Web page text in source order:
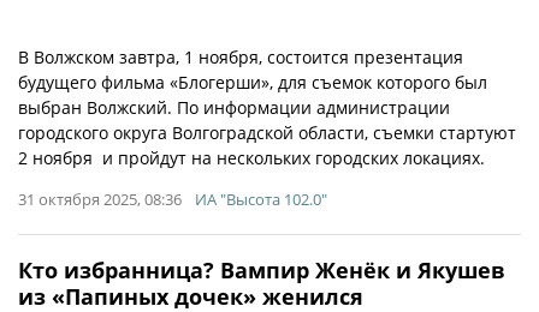
В Волжском завтра, 1 ноября, состоится презентация
будущего фильма «Блогерши», для съемок которого был
выбран Волжский. По информации администрации
городского округа Волгоградской области, съемки стартуют
2 ноября и пройдут на нескольких городских локациях.
31 октября 2025, 08:36 ИА "Высота 102.0"
Кто избранница? Вампир Женёк и Якушев
из «Папиных дочек» женился